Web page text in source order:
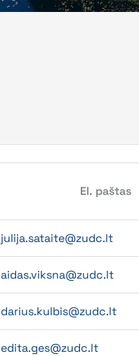
El. paštas
julija.sataite@zudc.lt
aidas.viksna@zudc.lt
darius.kulbis@zudc.lt
edita.ges@zudc.lt